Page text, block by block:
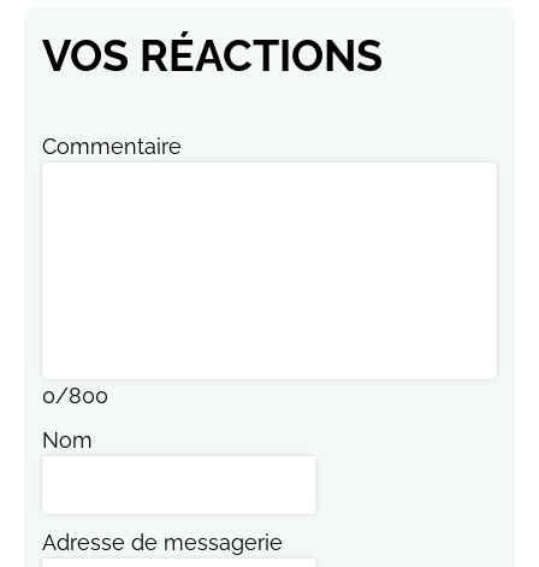
VOS RÉACTIONS
Commentaire
0/800
Nom
Adresse de messagerie